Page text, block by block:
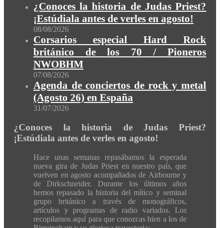
¿Conoces la historia de Judas Priest?
¡Estúdiala antes de verles en agosto!
08/08/2026
Corsarios especial Hard Rock
británico de los 70 / Pioneros
NWOBHM
07/08/2026
Agenda de conciertos de rock y metal
(Agosto 26) en España
31/07/2026
¿Conoces la historia de Judas Priest?
¡Estúdiala antes de verles en agosto!
Hace unas semanas repasábamos la esperada
nueva gira de Judas Priest en nuestro país, que
vuelven en agosto acompañados de Airbourne y
de Dirkschneider. Durante los últimos años
hemos repasado la historia del mítico y seminal
grupo británico a través de monográficos,
artículos y programas de radio variados. Los
recopilamos aquí para que conozcas bien a los de